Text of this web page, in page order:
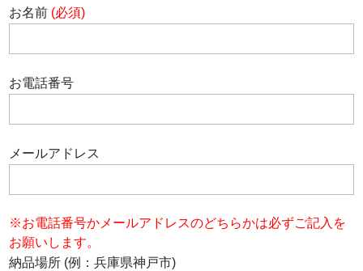
お名前 (必須)
お電話番号
メールアドレス
※お電話番号かメールアドレスのどちらかは必ずご記入を
お願いします。
納品場所 (例：兵庫県神戸市)